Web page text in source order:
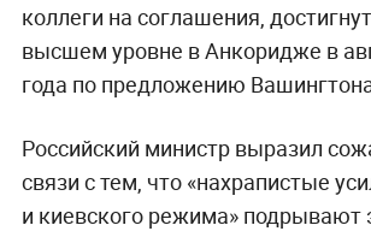
коллеги на соглашения,
высшем уровне в Анкоридже в
года по предложению
Российский министр выразил
связи с тем, что «нахрапистые
и киевского режима» подрывают